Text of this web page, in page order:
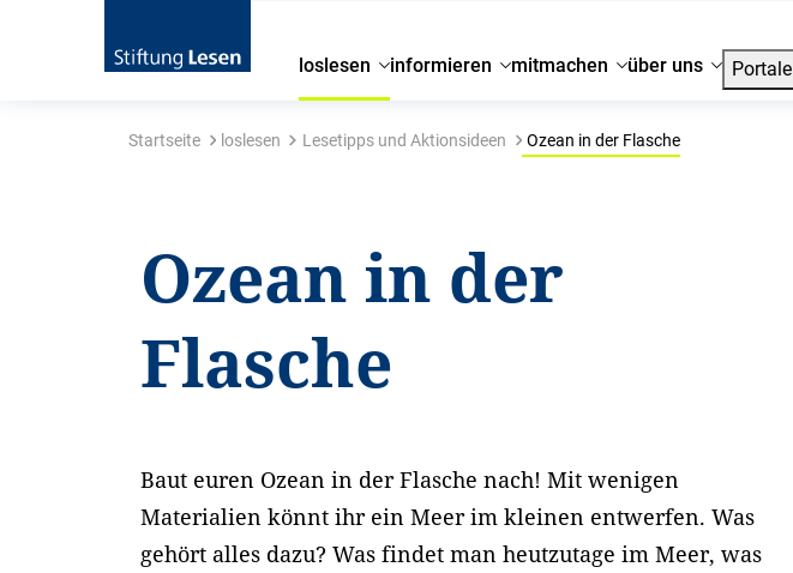
loslesen informieren mitmachen über uns Portale
Startseite loslesen Lesetipps und Aktionsideen Ozean in der Flasche
Ozean in der
Flasche
Baut euren Ozean in der Flasche nach! Mit wenigen
Materialien könnt ihr ein Meer im kleinen entwerfen. Was
gehört alles dazu? Was findet man heutzutage im Meer, was